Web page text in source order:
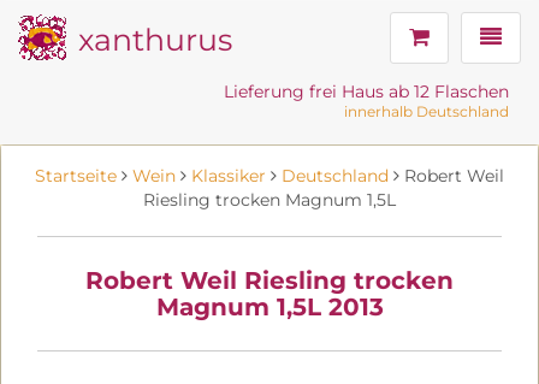
xanthurus
Lieferung frei Haus ab 12 Flaschen
innerhalb Deutschland
Startseite Wein Klassiker Deutschland
Robert Weil
Riesling trocken Magnum 1,5L
Robert Weil Riesling trocken
Magnum 1,5L 2013